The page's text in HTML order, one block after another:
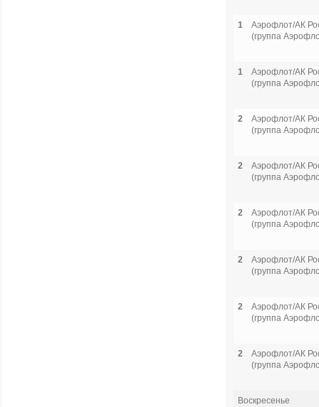
1
Аэрофлот/АК
(группа
1
Аэрофлот/АК
(группа
2
Аэрофлот/АК
(группа
2
Аэрофлот/АК
(группа
2
Аэрофлот/АК
(группа
2
Аэрофлот/АК
(группа
2
Аэрофлот/АК
(группа
2
Аэрофлот/АК
(группа
Воскресенье